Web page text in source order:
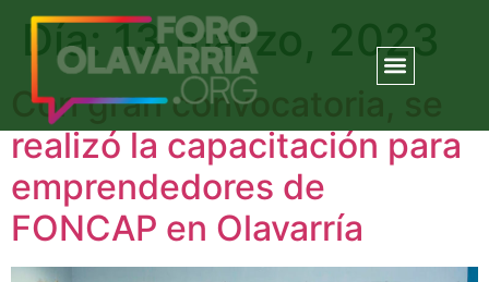
Día:13 marzo, 2023
Con gran convocatoria, se
realizó la capacitación para
emprendedores de
FONCAP en Olavarría